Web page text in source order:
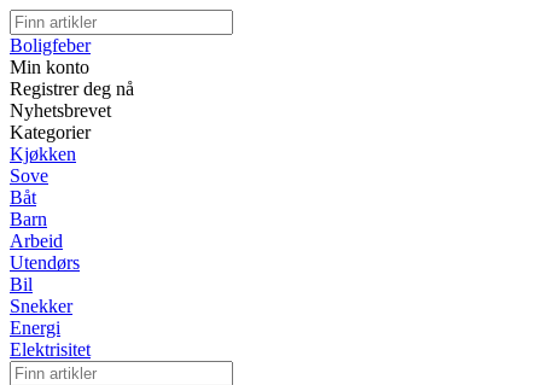
Boligfeber
Min konto
Registrer deg nå
Nyhetsbrevet
Kategorier
Kjøkken
Sove
Båt
Barn
Arbeid
Utendørs
Bil
Snekker
Energi
Elektrisitet